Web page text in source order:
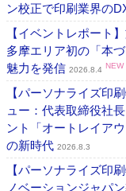
ン校正で印刷業界の
【イベントレポート
多摩エリア初の「本
魅力を発信 2026.8.4 NEW
【パーソナライズ印
ュー：代表取締役社
ント「オートレイア
の新時代 2026.8.3
【パーソナライズ印
ノベーションジャパ